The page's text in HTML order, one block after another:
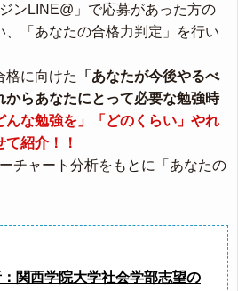
ンLINE@」で応募があった方の
「あなたの合格力判定」を行い
格に向けた
「あなたが今後やるべ
からあなたにとって必要な勉強時
んな勉強を」「どのくらい」やれ
紹介！！
チャート分析をもとに「あなたの
関西学院大学社会学部志望の